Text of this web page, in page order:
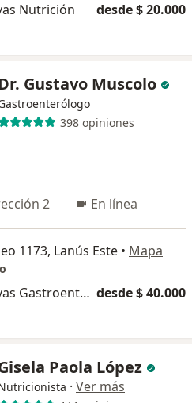
Nutrición desde $ 20.000
Gustavo Muscolo
398 opiniones
2 En línea
1173, Lanús Este • Mapa
Consultas sucesivas Gastroenterología desde $ 40.000
Paola López
· Ver más